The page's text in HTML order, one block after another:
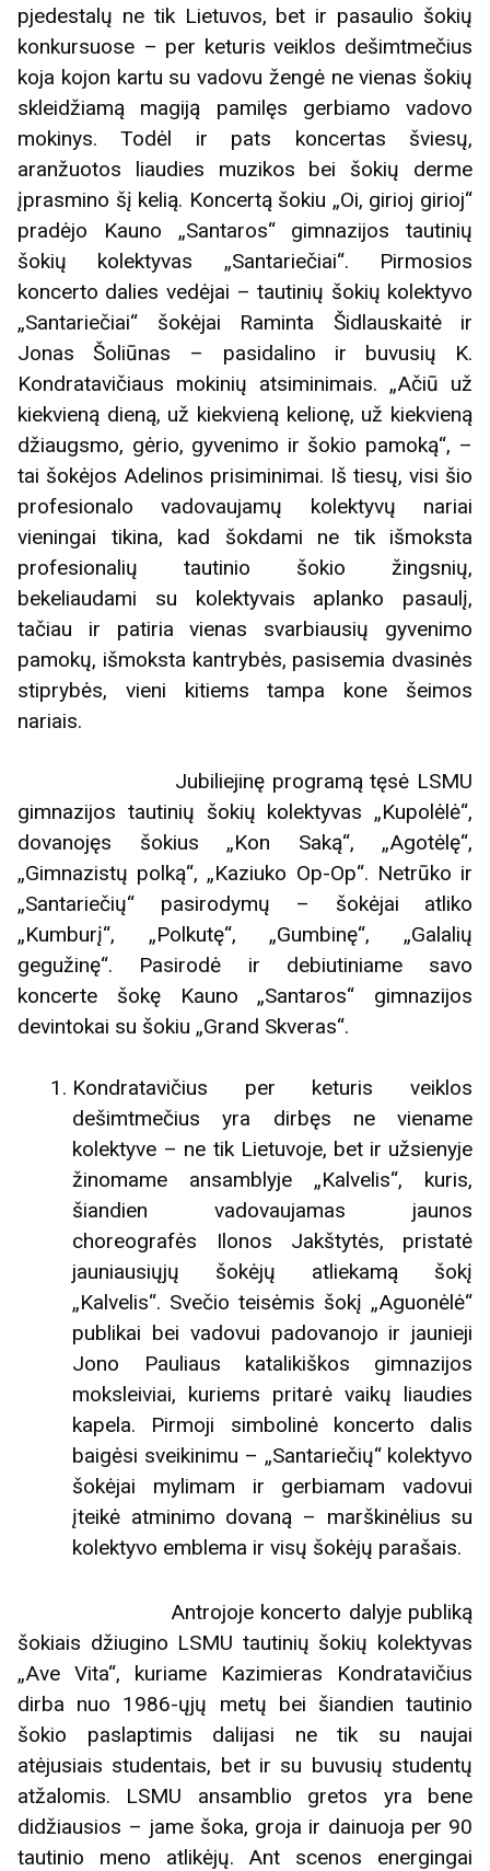
pjedestalų ne tik Lietuvos, bet ir pasaulio šokių
konkursuose – per keturis veiklos dešimtmečius
koja kojon kartu su vadovu žengė ne vienas šokių
skleidžiamą magiją pamilęs gerbiamo vadovo
mokinys. Todėl ir pats koncertas šviesų,
aranžuotos liaudies muzikos bei šokių derme
įprasmino šį kelią. Koncertą šokiu „Oi, girioj girioj“
pradėjo Kauno „Santaros“ gimnazijos tautinių
šokių kolektyvas „Santariečiai“. Pirmosios
koncerto dalies vedėjai – tautinių šokių kolektyvo
„Santariečiai“ šokėjai Raminta Šidlauskaitė ir
Jonas Šoliūnas – pasidalino ir buvusių K.
Kondratavičiaus mokinių atsiminimais. „Ačiū už
kiekvieną dieną, už kiekvieną kelionę, už kiekvieną
džiaugsmo, gėrio, gyvenimo ir šokio pamoką“, –
tai šokėjos Adelinos prisiminimai. Iš tiesų, visi šio
profesionalo vadovaujamų kolektyvų nariai
vieningai tikina, kad šokdami ne tik išmoksta
profesionalių tautinio šokio žingsnių,
bekeliaudami su kolektyvais aplanko pasaulį,
tačiau ir patiria vienas svarbiausių gyvenimo
pamokų, išmoksta kantrybės, pasisemia dvasinės
stiprybės, vieni kitiems tampa kone šeimos
nariais.
Jubiliejinę programą tęsė LSMU
gimnazijos tautinių šokių kolektyvas „Kupolėlė“,
dovanojęs šokius „Kon Saką“, „Agotėlę“,
„Gimnazistų polką“, „Kaziuko Op-Op“. Netrūko ir
„Santariečių“ pasirodymų – šokėjai atliko
„Kumburį“, „Polkutę“, „Gumbinę“, „Galalių
gegužinę“. Pasirodė ir debiutiniame savo
koncerte šokę Kauno „Santaros“ gimnazijos
devintokai su šokiu „Grand Skveras“.
Kondratavičius per keturis veiklos
dešimtmečius yra dirbęs ne viename
kolektyve – ne tik Lietuvoje, bet ir užsienyje
žinomame ansamblyje „Kalvelis“, kuris,
šiandien vadovaujamas jaunos
choreografės Ilonos Jakštytės, pristatė
jauniausiųjų šokėjų atliekamą šokį
„Kalvelis“. Svečio teisėmis šokį „Aguonėlė“
publikai bei vadovui padovanojo ir jaunieji
Jono Pauliaus katalikiškos gimnazijos
moksleiviai, kuriems pritarė vaikų liaudies
kapela. Pirmoji simbolinė koncerto dalis
baigėsi sveikinimu – „Santariečių“ kolektyvo
šokėjai mylimam ir gerbiamam vadovui
įteikė atminimo dovaną – marškinėlius su
kolektyvo emblema ir visų šokėjų parašais.
Antrojoje koncerto dalyje publiką
šokiais džiugino LSMU tautinių šokių kolektyvas
„Ave Vita“, kuriame Kazimieras Kondratavičius
dirba nuo 1986-ųjų metų bei šiandien tautinio
šokio paslaptimis dalijasi ne tik su naujai
atėjusiais studentais, bet ir su buvusių studentų
atžalomis. LSMU ansamblio gretos yra bene
didžiausios – jame šoka, groja ir dainuoja per 90
tautinio meno atlikėjų. Ant scenos energingai